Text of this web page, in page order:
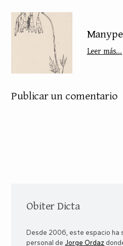
Leer más...
Publicar un comentario
Obiter Dicta
Desde 2006, este espacio ha
personal de Jorge Ordaz